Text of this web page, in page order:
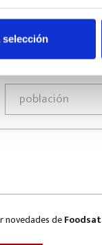
selección
novedades deFoodsat